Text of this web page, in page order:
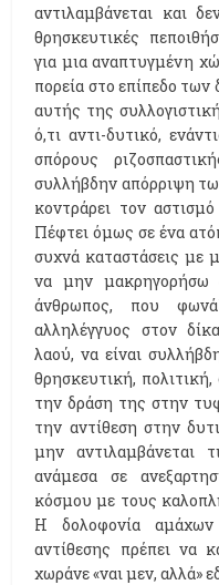
αντιλαμβάνεται και
θρησκευτικές
για μια αναπτυγμένη
πορεία στο επίπεδο
αυτής της
ό,τι αντι-δυτικό,
σπόρους
συλλήβδην απόρριψη
κοντράρει τον
Πέφτει όμως σε ένα
συχνά καταστάσεις με
να μην μακρηγορήσω
άνθρωπος, που
αλληλέγγυος στον
λαού, να είναι
θρησκευτική,
την δράση της στην
την αντίθεση στην
μην αντιλαμβάνεται
ανάμεσα σε
κόσμου με τους
Η δολοφονία αμάχων
αντίθεσης πρέπει να
χωράνε «ναι μεν, αλλά»